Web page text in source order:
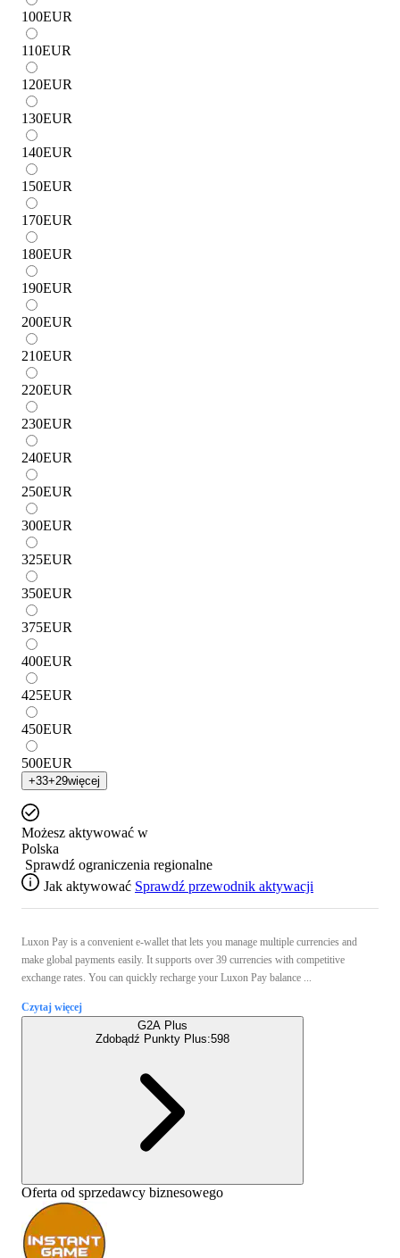
100EUR
110EUR
120EUR
130EUR
140EUR
150EUR
170EUR
180EUR
190EUR
200EUR
210EUR
220EUR
230EUR
240EUR
250EUR
300EUR
325EUR
350EUR
375EUR
400EUR
425EUR
450EUR
500EUR
+33+29więcej
Możesz aktywować w
Polska
Sprawdź ograniczenia regionalne
Jak aktywować Sprawdź przewodnik aktywacji
Luxon Pay is a convenient e-wallet that lets you manage multiple currencies and
make global payments easily. It supports over 39 currencies with competitive
exchange rates. You can quickly recharge your Luxon Pay balance ...
Czytaj więcej
G2A Plus
Zdobądź Punkty Plus:598
Oferta od sprzedawcy biznesowego